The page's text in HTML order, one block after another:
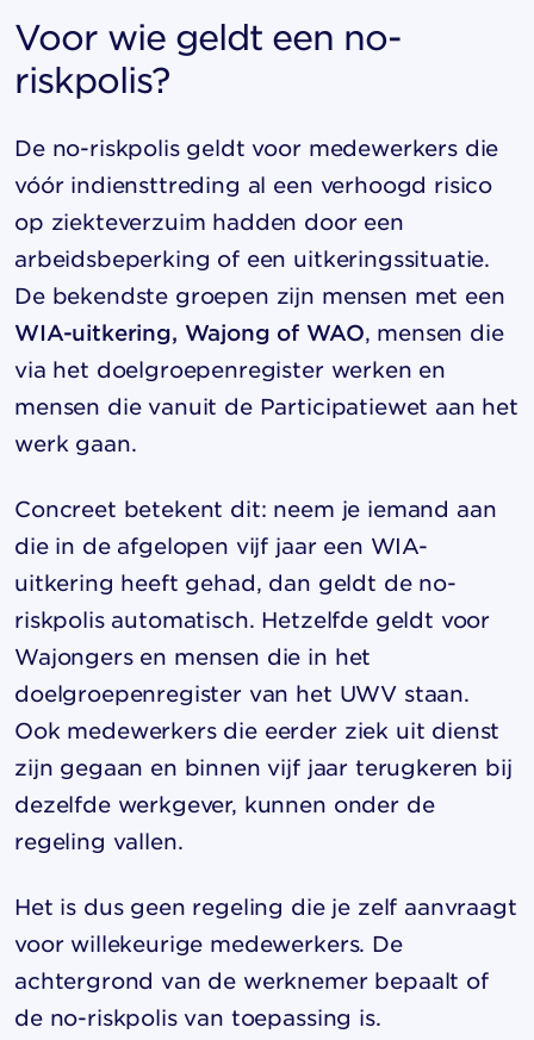
Voor wie geldt een no-
riskpolis?
De no-riskpolis geldt voor medewerkers die
vóór indiensttreding al een verhoogd risico
op ziekteverzuim hadden door een
arbeidsbeperking of een uitkeringssituatie.
De bekendste groepen zijn mensen met een
WIA-uitkering, Wajong of WAO, mensen die
via het doelgroepenregister werken en
mensen die vanuit de Participatiewet aan het
werk gaan.
Concreet betekent dit: neem je iemand aan
die in de afgelopen vijf jaar een WIA-
uitkering heeft gehad, dan geldt de no-
riskpolis automatisch. Hetzelfde geldt voor
Wajongers en mensen die in het
doelgroepenregister van het UWV staan.
Ook medewerkers die eerder ziek uit dienst
zijn gegaan en binnen vijf jaar terugkeren bij
dezelfde werkgever, kunnen onder de
regeling vallen.
Het is dus geen regeling die je zelf aanvraagt
voor willekeurige medewerkers. De
achtergrond van de werknemer bepaalt of
de no-riskpolis van toepassing is.